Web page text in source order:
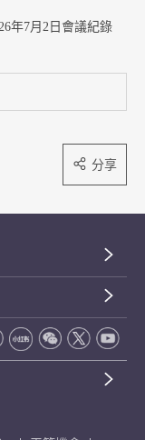
年7月2日會議紀錄
分享